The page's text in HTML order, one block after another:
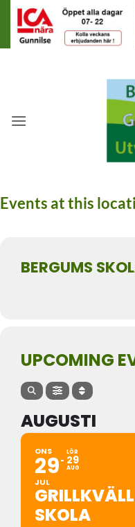
Skip
content
Events at this
BERGUMS
UPCOMING
AUGUSTI
ONS
29
JUL
LÖR
29
AUG
SKOLA